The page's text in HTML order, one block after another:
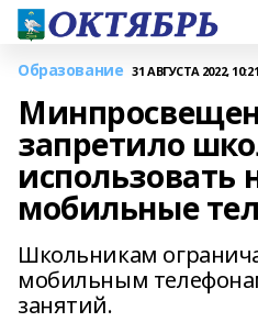
Образование 31 АВГУСТА 2022, 10:21
запретило
использовать
мобильные
Школьникам
мобильным
занятий.